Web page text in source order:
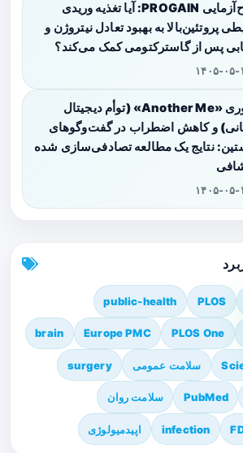
طرح‌آزمایی PROGAIN: آیا تغذیه وریدی
پروتئین‌بالا به بهبود تعادل نیتروژن و
پس از گاسترکتومی کمک می‌کند؟
۰۵-۱۷
فناوری «Another Me» (توأم دیجیتال
و کاهش اضطراب در گفت‌وگوهای
نتایج یک مطالعه تصادفی‌سازی شده
۰۵-۱۷
PLOS
public-health
PLOS One
Europe PMC
brain
سلامت عمومی surgery
PubMed سلامت روان
infection اپیدمیولوژی